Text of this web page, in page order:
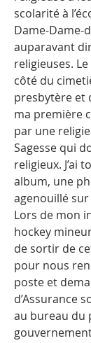
scolarité à
Dame-Dame-
auparavant
religieuses.
côté du
presbytère et
ma première
par une
Sagesse qui
religieux. J’ai
album, une
agenouillé
Lors de mon
hockey
de sortir de
pour nous
poste et
d’Assurance
au bureau du